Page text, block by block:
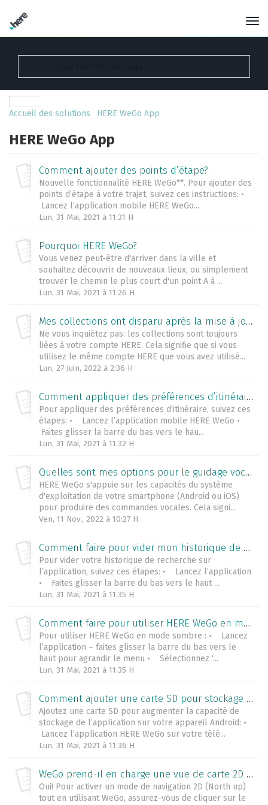
Accueil des solutions HERE WeGo App
HERE WeGo App
Comment ajouter des points d’étape?
Nouvelle fonctionnalité HERE WeGo**. Pour ajouter des
points d’étape à votre trajet, suivez ces instructions: •
Lancez l’application mobile HERE WeGo...
Lun, 31 Mai, 2021 à 11:31 H
Pourquoi HERE WeGo?
Vous venez peut-être d'arriver dans la ville et
souhaitez découvrir de nouveaux lieux, ou simplement
trouver le chemin le plus court d'un point A à ...
Lun, 31 Mai, 2021 à 11:26 H
Mes collections ont disparu après la mise à jour de l'application ! Que devrais-je faire?
Ne vous inquiétez pas: les collections sont toujours
liées à votre compte HERE. Cela signifie que si vous
utilisez le même compte HERE que vous avez utilisé...
Lun, 27 Juin, 2022 à 2:36 H
Comment appliquer des préférences d’itinéraire (ferries, autoroutes, routes à péage, etc)?
Pour appliquer des préférences d’itinéraire, suivez ces
étapes: • Lancez l’application mobile HERE WeGo •
Faites glisser la barre du bas vers le hau...
Lun, 31 Mai, 2021 à 11:32 H
Quelles sont mes options pour le guidage vocal (et quelles sont les langues disponibles)?
HERE WeGo s'appuie sur les capacités du système
d'exploitation de votre smartphone (Android ou iOS)
pour produire des commandes vocales. Cela signi...
Ven, 11 Nov., 2022 à 10:27 H
Comment faire pour vider mon historique de recherche?
Pour vider votre historique de recherche sur
l’application, suivez ces étapes: • Lancez l’application
• Faites glisser la barre du bas vers le haut ...
Lun, 31 Mai, 2021 à 11:35 H
Comment faire pour utiliser HERE WeGo en mode sombre?
Pour utiliser HERE WeGo en mode sombre : • Lancez
l’application – faites glisser la barre du bas vers le
haut pour agrandir le menu • Sélectionnez ‘...
Lun, 31 Mai, 2021 à 11:35 H
Comment ajouter une carte SD pour stockage externe?
Ajoutez une carte SD pour augmenter la capacité de
stockage de l’application sur votre appareil Android: •
Lancez l’application HERE WeGo sur votre télé...
Lun, 31 Mai, 2021 à 11:36 H
WeGo prend-il en charge une vue de carte 2D (nord en haut) ?
Oui! Pour activer un mode de navigation 2D (North up)
tout en utilisant WeGo, assurez-vous de cliquer sur le